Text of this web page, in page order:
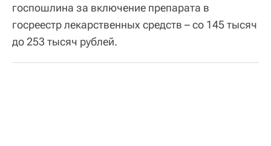
госпошлина за включение препарата в
госреестр лекарственных средств – со 145 тысяч
до 253 тысяч рублей.